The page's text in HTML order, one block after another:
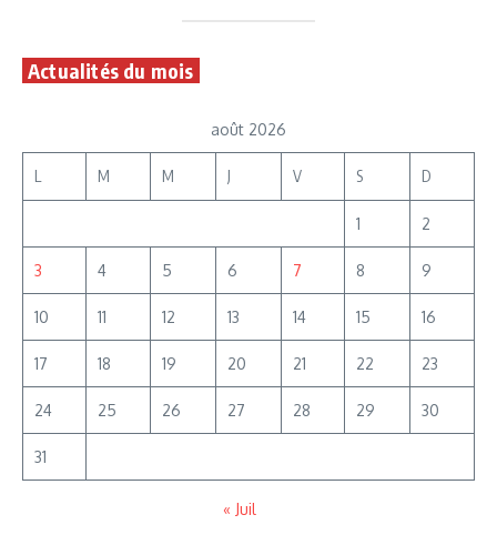
Actualités du mois
août 2026
L M M J V S D
1 2
3 4 5 6 7 8 9
10 11 12 13 14 15 16
17 18 19 20 21 22 23
24 25 26 27 28 29 30
31
« Juil